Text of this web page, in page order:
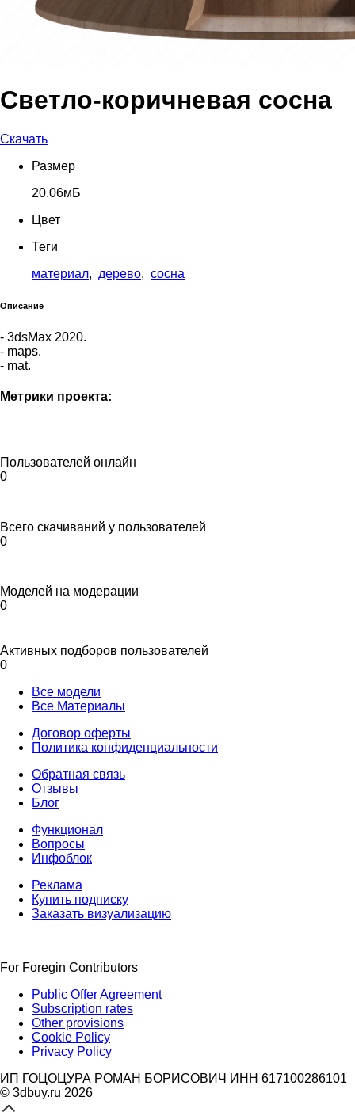
Светло-коричневая сосна
Скачать
Размер
20.06мБ
Цвет
Теги
материал, дерево, сосна
Описание
- 3dsMax 2020.
- maps.
- mat.
Метрики проекта:
Пользователей онлайн
0
Всего скачиваний у пользователей
0
Моделей на модерации
0
Активных подборов пользователей
0
Все модели
Все Материалы
Договор оферты
Политика конфиденциальности
Обратная связь
Отзывы
Блог
Функционал
Вопросы
Инфоблок
Реклама
Купить подписку
Заказать визуализацию
For Foregin Contributors
Public Offer Agreement
Subscription rates
Other provisions
Cookie Policy
Privacy Policy
ИП ГОЦОЦУРА РОМАН БОРИСОВИЧ ИНН 617100286101
© 3dbuy.ru 2026